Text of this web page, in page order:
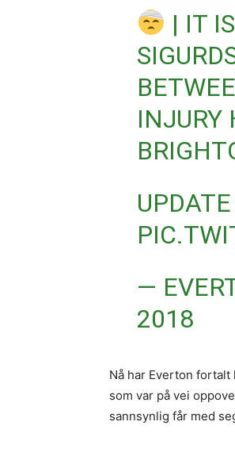
| IT
INJURY
UPDATE
—
2018
Nå har Everton
som var på vei
sannsynlig får med